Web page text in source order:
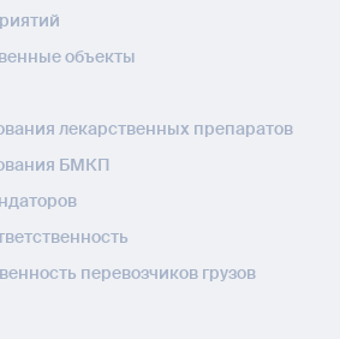
объекты
лекарственных препаратов
БМКП
перевозчиков грузов